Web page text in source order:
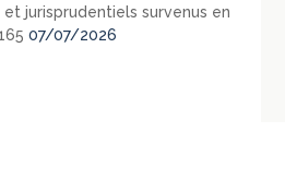
jurisprudentiels survenus en
07/07/2026